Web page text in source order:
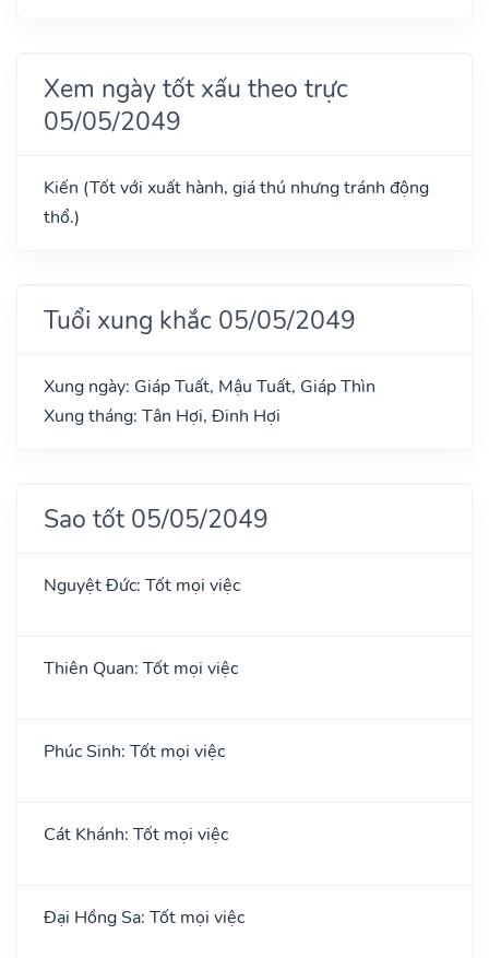
Xem ngày tốt xấu theo trực
05/05/2049
Kiến (Tốt với xuất hành, giá thú nhưng tránh động
thổ.)
Tuổi xung khắc 05/05/2049
Xung ngày: Giáp Tuất, Mậu Tuất, Giáp Thìn
Xung tháng: Tân Hợi, Đinh Hợi
Sao tốt 05/05/2049
Nguyệt Đức: Tốt mọi việc
Thiên Quan: Tốt mọi việc
Phúc Sinh: Tốt mọi việc
Cát Khánh: Tốt mọi việc
Đại Hồng Sa: Tốt mọi việc